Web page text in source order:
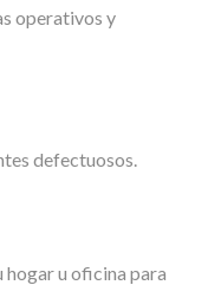
operativos y
defectuosos.
hogar u oficina para